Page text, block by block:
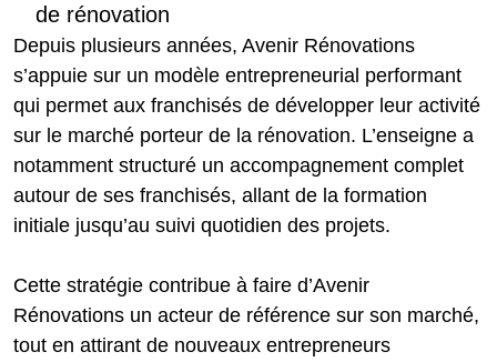
de rénovation
Depuis plusieurs années, Avenir Rénovations
s’appuie sur un modèle entrepreneurial performant
qui permet aux franchisés de développer leur activité
sur le marché porteur de la rénovation. L’enseigne a
notamment structuré un accompagnement complet
autour de ses franchisés, allant de la formation
initiale jusqu’au suivi quotidien des projets.
Cette stratégie contribue à faire d’Avenir
Rénovations un acteur de référence sur son marché,
tout en attirant de nouveaux entrepreneurs